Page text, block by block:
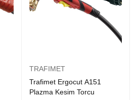
TRAFIMET
Trafimet Ergocut A151
Plazma Kesim Torcu